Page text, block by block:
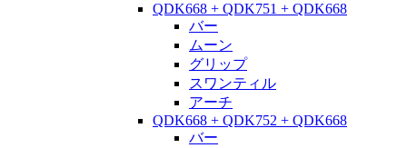
QDK668 + QDK751 + QDK668
バー
ムーン
グリップ
スワンティル
アーチ
QDK668 + QDK752 + QDK668
バー